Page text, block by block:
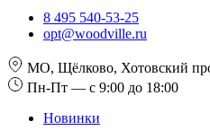
8 495 540-53-25
opt@woodville.ru
МО, Щёлково, Хотовский
Пн-Пт — с 9:00 до 18:00
Новинки